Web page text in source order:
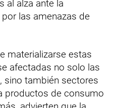
al alza ante la
las amenazas de
materializarse estas
afectadas no solo las
sino también sectores
productos de consumo